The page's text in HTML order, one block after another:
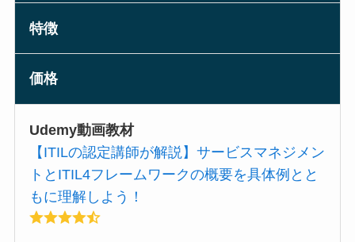
特徴
価格
Udemy動画教材
【ITILの認定講師が解説】サービスマネジメン
トとITIL4フレームワークの概要を具体例とと
もに理解しよう！